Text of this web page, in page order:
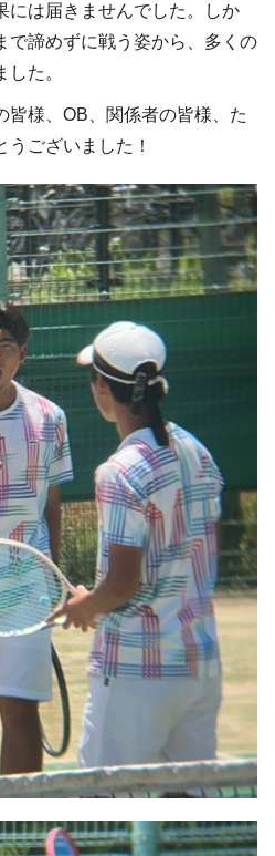
には届きませんでした。しか
で諦めずに戦う姿から、多くの
た。
皆様、OB、関係者の皆様、た
うございました！